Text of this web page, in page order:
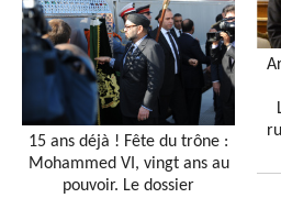
15 ans déjà ! Fête du trône :
Mohammed VI, vingt ans au
pouvoir. Le dossier